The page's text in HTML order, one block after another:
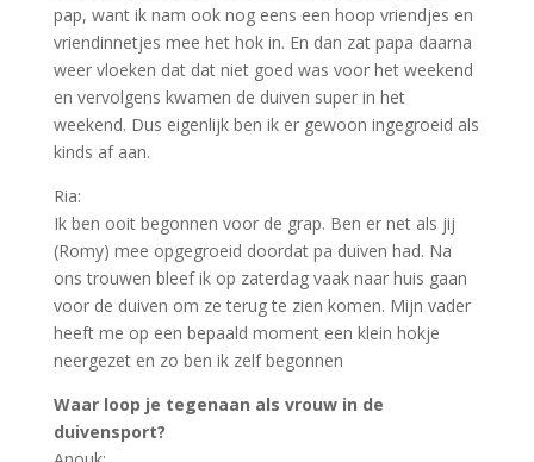
pap, want ik nam ook nog eens een hoop vriendjes en
vriendinnetjes mee het hok in. En dan zat papa daarna
weer vloeken dat dat niet goed was voor het weekend
en vervolgens kwamen de duiven super in het
weekend. Dus eigenlijk ben ik er gewoon ingegroeid als
kinds af aan.
Ria:
Ik ben ooit begonnen voor de grap. Ben er net als jij
(Romy) mee opgegroeid doordat pa duiven had. Na
ons trouwen bleef ik op zaterdag vaak naar huis gaan
voor de duiven om ze terug te zien komen. Mijn vader
heeft me op een bepaald moment een klein hokje
neergezet en zo ben ik zelf begonnen
Waar loop je tegenaan als vrouw in de
duivensport?